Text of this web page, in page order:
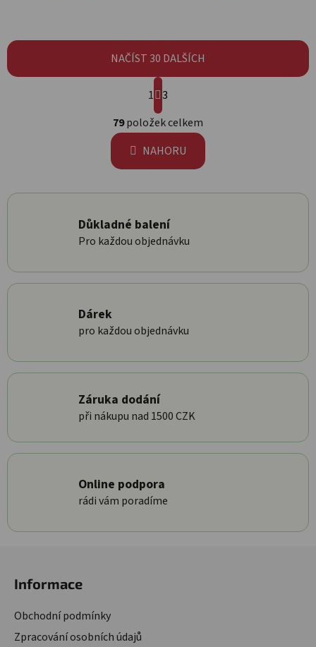
Ovládací prvky výpisu
NAČÍST 30 DALŠÍCH
Stránkování
1 3
79položek celkem
NAHORU
Důkladné balení
Pro každou objednávku
Dárek
pro každou objednávku
Záruka dodání
při nákupu nad 1500 CZK
Online podpora
rádi vám poradíme
Informace
Obchodní podmínky
Zpracování osobních údajů